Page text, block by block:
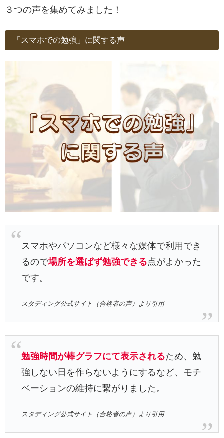
３つの声を集めてみました！
「スマホでの勉強」に関する声
スマホやパソコンなど様々な媒体で利用でき
るので場所を選ばず勉強できる点がよかった
です。
スタディング公式サイト（合格者の声）より引用
勉強時間が棒グラフにて表示されるため、勉
強しない日を作らないようにするなど、モチ
ベーションの維持に繋がりました。
スタディング公式サイト（合格者の声）より引用